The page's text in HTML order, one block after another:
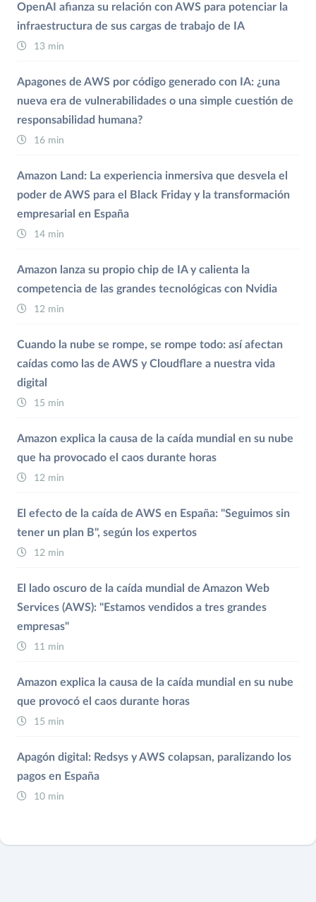
OpenAI afianza su relación con AWS para potenciar la
infraestructura de sus cargas de trabajo de IA
13 min
Apagones de AWS por código generado con IA: ¿una
nueva era de vulnerabilidades o una simple cuestión de
responsabilidad humana?
16 min
Amazon Land: La experiencia inmersiva que desvela el
poder de AWS para el Black Friday y la transformación
empresarial en España
14 min
Amazon lanza su propio chip de IA y calienta la
competencia de las grandes tecnológicas con Nvidia
12 min
Cuando la nube se rompe, se rompe todo: así afectan
caídas como las de AWS y Cloudflare a nuestra vida
digital
15 min
Amazon explica la causa de la caída mundial en su nube
que ha provocado el caos durante horas
12 min
El efecto de la caída de AWS en España: "Seguimos sin
tener un plan B", según los expertos
12 min
El lado oscuro de la caída mundial de Amazon Web
Services (AWS): "Estamos vendidos a tres grandes
empresas"
11 min
Amazon explica la causa de la caída mundial en su nube
que provocó el caos durante horas
15 min
Apagón digital: Redsys y AWS colapsan, paralizando los
pagos en España
10 min